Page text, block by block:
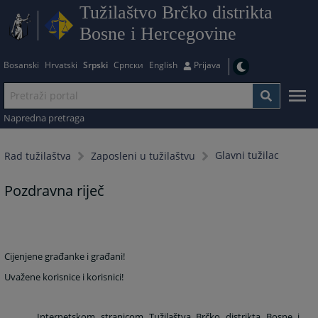
Tužilaštvo Brčko distrikta
Bosne i Hercegovine
Bosanski Hrvatski Srpski Српски English Prijava
Napredna pretraga
Rad tužilaštva Zaposleni u tužilaštvu Glavni tužilac
Pozdravna riječ
Cijenjene građanke i građani!
Uvažene korisnice i korisnici!